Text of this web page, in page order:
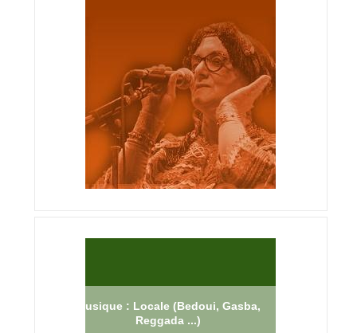
Musique : Locale (Bedoui, Gasba,
Reggada ...)